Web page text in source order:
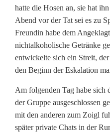
a
f
t
w
e
g
e
hatte die Hosen an, sie hat
Abend vor der Tat sei es zu
Freundin habe dem
nichtalkoholische Getränke
entwickelte sich ein Streit,
den Beginn der Eskalation
Am folgenden Tag habe sich
der Gruppe ausgeschlossen
mit den anderen zum Zoigl
später private Chats in der